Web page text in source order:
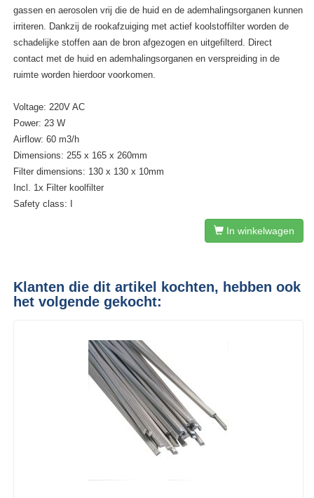
gassen en aerosolen vrij die de huid en de ademhalingsorganen kunnen
irriteren. Dankzij de rookafzuiging met actief koolstoffilter worden de
schadelijke stoffen aan de bron afgezogen en uitgefilterd. Direct
contact met de huid en ademhalingsorganen en verspreiding in de
ruimte worden hierdoor voorkomen.
Voltage: 220V AC
Power: 23 W
Airflow: 60 m3/h
Dimensions: 255 x 165 x 260mm
Filter dimensions: 130 x 130 x 10mm
Incl. 1x Filter koolfilter
Safety class: I
In winkelwagen
Klanten die dit artikel kochten, hebben ook
het volgende gekocht: